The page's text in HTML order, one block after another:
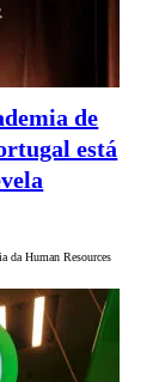
de
está
da Human Resources